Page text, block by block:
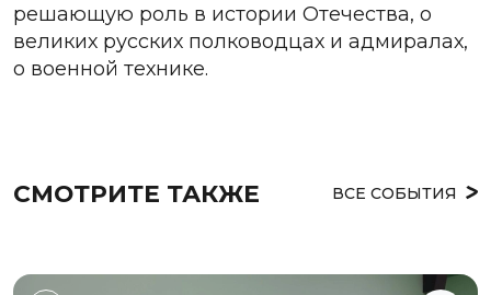
решающую роль в истории Отечества, о
великих русских полководцах и адмиралах,
о военной технике.
СМОТРИТЕ ТАКЖЕ ВСЕ СОБЫТИЯ